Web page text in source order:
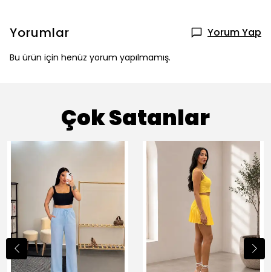
Yorumlar Yorum Yap
Bu ürün için henüz yorum yapılmamış.
Çok Satanlar